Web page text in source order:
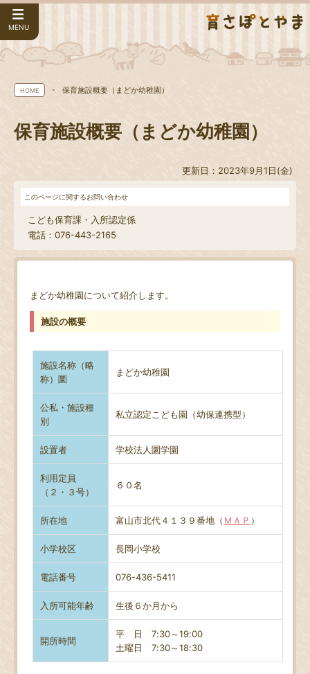
MENU
HOME 保育施設概要（まどか幼稚園）
保育施設概要（まどか幼稚園）
更新日：2023年9月1日(金)
このページに関するお問い合わせ
こども保育課・入所認定係
電話：076-443-2165
まどか幼稚園について紹介します。
施設の概要
施設名称（略
称）圜
まどか幼稚園
公私・施設種
別
私立認定こども園（幼保連携型）
設置者 学校法人圜学園
利用定員
（２・３号）
６０名
所在地 富山市北代４１３９番地（ ＭＡＰ ）
小学校区 長岡小学校
電話番号 076-436-5411
入所可能年齢 生後６か月から
開所時間
平 日 7:30～19:00
土曜日7:30～18:30